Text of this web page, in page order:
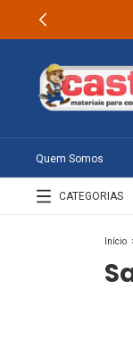
Quem Somos
CATEGORIAS
Início